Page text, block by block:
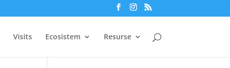
Visits Ecosistem Resurse